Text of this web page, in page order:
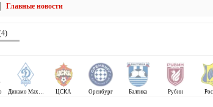
Главные новости
Динамо Махачкала ЦСКА Оренбург Балтика Рубин